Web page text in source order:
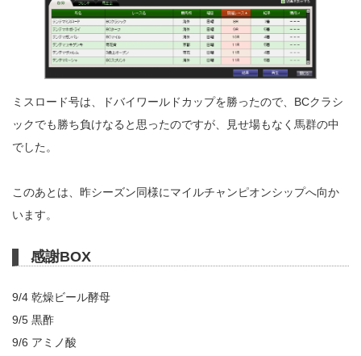
ミスロード号は、ドバイワールドカップを勝ったので、BCクラシ
ックでも勝ち負けなると思ったのですが、見せ場もなく馬群の中
でした。
このあとは、昨シーズン同様にマイルチャンピオンシップへ向か
います。
感謝BOX
9/4 乾燥ビール酵母
9/5 黒酢
9/6 アミノ酸